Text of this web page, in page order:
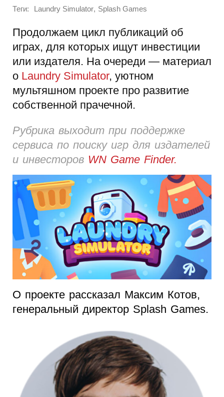
Теги: Laundry Simulator, Splash Games
Продолжаем цикл публикаций об
играх, для которых ищут инвестиции
или издателя. На очереди — материал
о Laundry Simulator, уютном
мультяшном проекте про развитие
собственной прачечной.
Рубрика выходит при поддержке
сервиса по поиску игр для издателей
и инвесторов WN Game Finder.
О проекте рассказал Максим Котов,
генеральный директор Splash Games.